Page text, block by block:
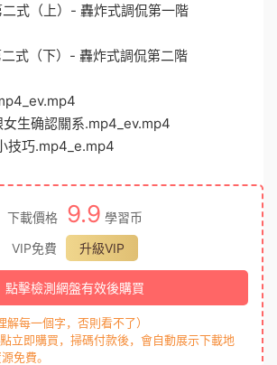
式（上）- 轟炸式調侃第一階
式（下）- 轟炸式調侃第二階
生确認關系.mp4_ev.mp4
技巧.mp4_e.mp4
下載價格 9.9 學習币
VIP免費
升級VIP
點擊檢測網盤有效後購買
每一個字，否則看不了）
立即購買，掃碼付款後，會自動展示下載地
免費。